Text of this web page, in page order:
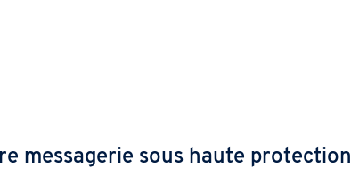
messagerie sous haute protection